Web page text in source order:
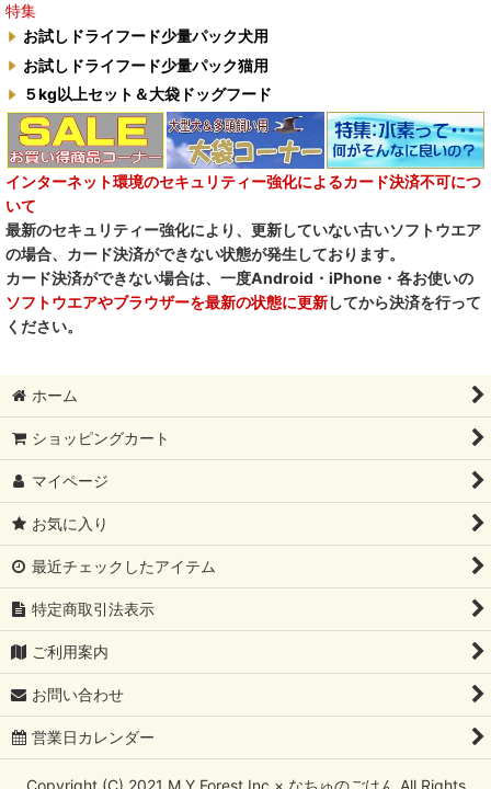
特集
お試しドライフード少量パック犬用
お試しドライフード少量パック猫用
５kg以上セット＆大袋ドッグフード
インターネット環境のセキュリティー強化によるカード決済不可につ
いて
最新のセキュリティー強化により、更新していない古いソフトウエア
の場合、カード決済ができない状態が発生しております。
カード決済ができない場合は、一度Android・iPhone・各お使いの
ソフトウエアやブラウザーを最新の状態に更新してから決済を行って
ください。
ホーム
ショッピングカート
マイページ
お気に入り
最近チェックしたアイテム
特定商取引法表示
ご利用案内
お問い合わせ
営業日カレンダー